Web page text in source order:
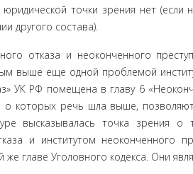
юридиче­ской точки зрения нет
другого состава).
отказа и неокон­ченного
выше еще од­ной проблемой
УК РФ по­мещена в главу 6
кото­рых речь шла выше,
вы­сказывалась точка зрения
и ин­ститутом неоконченного
же главе Уголовного кодекса. Они